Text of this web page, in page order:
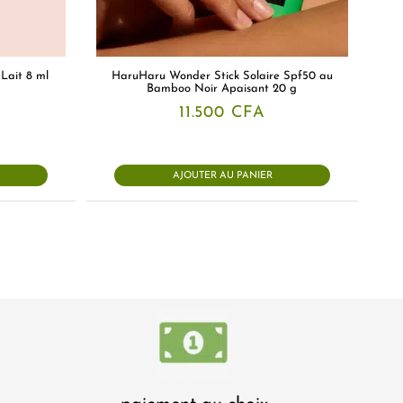
8 ml
HaruHaru Wonder Stick Solaire Spf50 au
Bamboo Noir Apaisant 20 g
11.500 CFA
AJOUTER AU PANIER